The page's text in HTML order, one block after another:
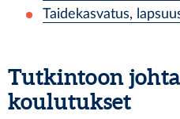
Taidekasvatus,
Tutkintoon
koulutukset